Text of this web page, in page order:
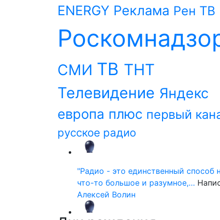
ENERGY Реклама Рен ТВ
СМИ ТВ ТНТ
Телевидение Яндекс
европа плюс первый
русское радио
"Радио - это единственный способ
что-то большое и разумное,…
Алексей Волин